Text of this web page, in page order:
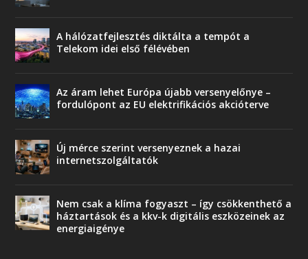
A hálózatfejlesztés diktálta a tempót a
Telekom idei első félévében
Az áram lehet Európa újabb versenyelőnye –
fordulópont az EU elektrifikációs akcióterve
Új mérce szerint versenyeznek a hazai
internetszolgáltatók
Nem csak a klíma fogyaszt – így csökkenthető a
háztartások és a kkv-k digitális eszközeinek az
energiaigénye